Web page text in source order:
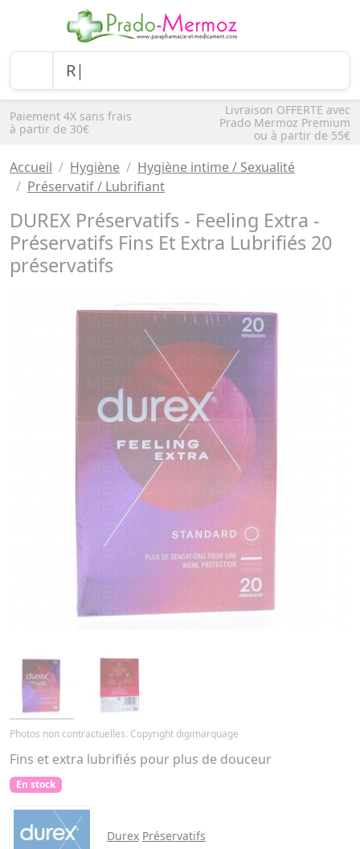
Paiement 4X sans frais
à partir de 30€
Livraison OFFERTE avec
Prado Mermoz Premium
ou à partir de 55€
Accueil Hygiène
Hygiène intime / Sexualité
Préservatif / Lubrifiant
DUREX Préservatifs - Feeling Extra -
Préservatifs Fins Et Extra Lubrifiés 20
préservatifs
Photos non contractuelles. Copyright digimarquage
Fins et extra lubrifiés pour plus de douceur
En stock
Durex Préservatifs